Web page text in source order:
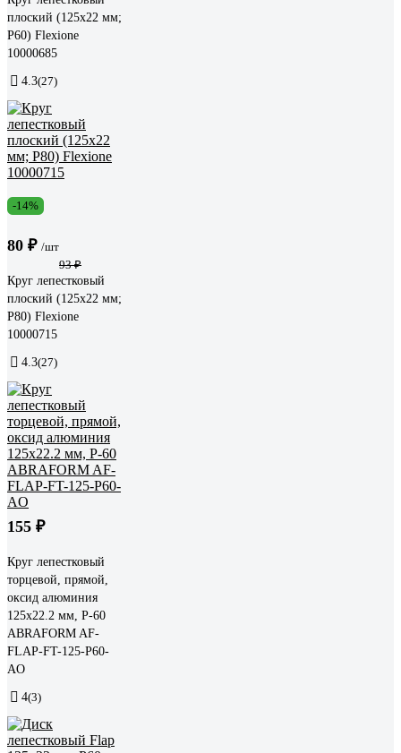
плоский (125х22 мм;
Р60) Flexione
10000685
4.3(27)
-14%
80 ₽ /шт
93 ₽
Круг лепестковый
плоский (125х22 мм;
Р80) Flexione
10000715
4.3(27)
155 ₽
Круг лепестковый
торцевой, прямой,
оксид алюминия
125х22.2 мм, P-60
ABRAFORM AF-
FLAP-FT-125-P60-
AO
4(3)